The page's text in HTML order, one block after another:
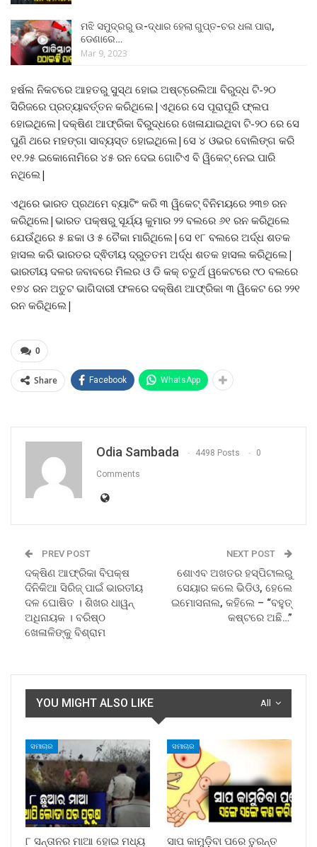
ମଝି ସମୁଦ୍ରରୁ ଉ-ଦ୍ଧାର ହେଲା ଗୁପ୍ତ-ଚର ଧଳା ପାରା,
ଡେଣାରେ…
Mar 9, 2023
ହର୍ଷଲ ନିକଟରେ ଆହତରୁ ସୁସ୍ଥ ହୋଇ ଅଷ୍ଟ୍ରେଲିଆ ବିରୁଦ୍ଧ ଟି-୨୦
ସିରିଜରେ ପ୍ରତ୍ୟାବର୍ତ୍ତନ କରିଥିଲେ|ଏଥିରେ ସେ ପୂରାପୂରି ଫ୍ଲପ
ହୋଇଥିଲେ|ଦକ୍ଷିଣ ଆଫ୍ରିକା ବିରୁଦ୍ଧରେ ଖେଳାଯାଇଥିବା ଟି-୨୦ ରେ ସେ
ପୁଣି ଥରେ ମହଙ୍ଗା ସାବ୍ୟସ୍ତ ହୋଇଥିଲେ|ସେ ୪ ଓଭର ବୋଲିଙ୍ଗ କରି
୧୧.୨୫ ଇକୋନୋମିରେ ୪୫ ରନ ଦେଇ ଗୋଟିଏ ବି ୱିକେଟ୍ ନେଇ ପାରି
ନଥିଲେ|
ଏଥିରେ ଭାରତ ପ୍ରଥମେ ବ୍ୟାଟିଂ କରି ୩ ୱିକେଟ୍ ବିନିମୟରେ ୨୩୭ ରନ
କରିଥିଲେ|ଭାରତ ପକ୍ଷରୁ ସୂର୍ଯ୍ୟ କୁମାର ୨୨ ବଲରେ ୬୧ ରନ କରିଥିଲେ
ଯେଉଁଥିରେ ୫ ଛକା ଓ ୫ ଚୈକା ମାରିଥିଲେ|ସେ ୧୮ ବଲରେ ଅର୍ଦ୍ଧ ଶତକ
ହାସଲ କରି ଭାରତର ଦ୍ଵିତୀୟ ଦ୍ରୁତତମ ଅର୍ଦ୍ଧ ଶତକ ହାସଲ କରିଥିଲେ|
ଭାରତୀୟ ଦଳର ଜବାବରେ ମିଲର ଓ ଡି କକ୍ ଚତୁର୍ଥ ୱକେଟରେ ୯୦ ବଲରେ
୧୭୪ ରନ ଅତୁଟ ଭାଗିଦାରୀ ଫଳରେ ଦକ୍ଷିଣ ଆଫ୍ରିକା ୩ ୱିକେଟ ରେ ୨୨୧
ରନ କରିଥିଲେ|
0
Share Facebook WhatsApp
Odia Sambada 4498 Posts 0
Comments
PREV POST
ଦକ୍ଷିଣ ଆଫ୍ରିକା ବିପକ୍ଷ
ଦିନିକିଆ ସିରିଜ୍ ପାଇଁ ଭାରତୀୟ
ଦଳ ଘୋଷିତ । ଶିଖର ଧାୱନ୍
ଅଧିନାୟକ । ବରିଷ୍ଠ
ଖେଳାଳିଙ୍କୁ ବିଶ୍ରାମ
NEXT POST
ଶୋଏବ ଅଖତର ହସ୍ପିଟାଲରୁ
ସେୟାର କଲେ ଭିଡିଓ, ହେଲେ
ଇମୋସନାଲ, କହିଲେ – “ବହୁତ୍
କଷ୍ଟରେ ଅଛି…”
All
YOU MIGHT ALSO LIKE
ସମାଚାର
୮ ସନ୍ତାନର ମାଆ ହୋଇ ମଧ୍ୟ
ସମାଚାର
ସାପ କାମୁଡ଼ିବା ପରେ ତୁରନ୍ତ